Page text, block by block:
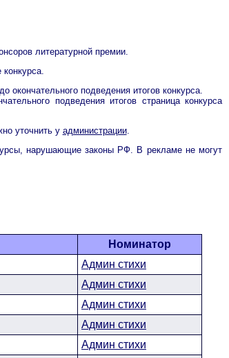
литературной премии.
окончательного подведения итогов конкурса.
подведения итогов страница конкурса
уточнить у администрации.
нарушающие законы РФ. В рекламе не могут
Номинатор
Админ стихи
Админ стихи
Админ стихи
Админ стихи
Админ стихи